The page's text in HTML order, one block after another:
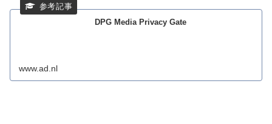
DPG Media Privacy Gate
www.ad.nl